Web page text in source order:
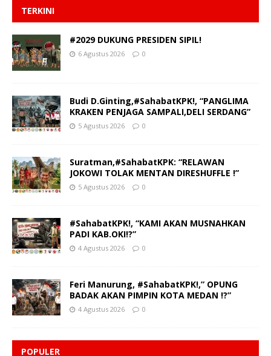
TERKINI
#2029 DUKUNG PRESIDEN SIPIL!
6 Agustus 2026 0
Budi D.Ginting,#SahabatKPK!, “PANGLIMA
KRAKEN PENJAGA SAMPALI,DELI SERDANG”
5 Agustus 2026 0
Suratman,#SahabatKPK: “RELAWAN
JOKOWI TOLAK MENTAN DIRESHUFFLE !”
5 Agustus 2026 0
#SahabatKPK!, “KAMI AKAN MUSNAHKAN
PADI KAB.OKI!?”
4 Agustus 2026 0
Feri Manurung, #SahabatKPK!,” OPUNG
BADAK AKAN PIMPIN KOTA MEDAN !?”
4 Agustus 2026 0
POPULER